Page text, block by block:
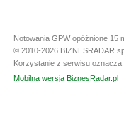
Notowania GPW opóźnione 15
© 2010-2026 BIZNESRADAR
Korzystanie z serwisu oznacza
Mobilna wersja BiznesRadar.pl